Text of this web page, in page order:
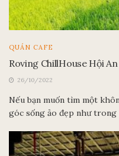
QUÁN CAFE
Roving ChillHouse Hội An
26/10/2022
Nếu bạn muốn tìm một
góc sống ảo đẹp như trong